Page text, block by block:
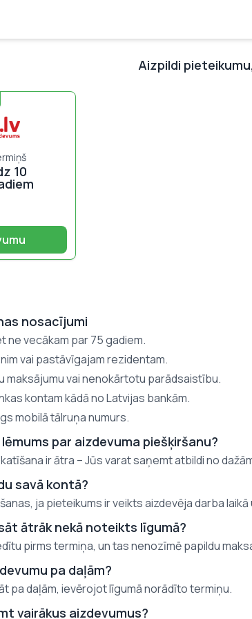
Aizpildi
10
nosacījumi
ne vecākam par 75 gadiem.
vai pastāvīgajam rezidentam.
maksājumu vai nenokārtotu parādsaistību.
kontam kādā no Latvijas bankām.
mobilā tālruņa numurs.
par aizdevuma piešķiršanu?
ir ātra – Jūs varat saņemt atbildi no
savā kontā?
ja pieteikums ir veikts aizdevēja darba
ātrāk nekā noteikts līgumā?
pirms termiņa, un tas nenozīmē papildu
pa daļām?
pa daļām, ievērojot līgumā norādīto termiņu.
vairākus aizdevumus?